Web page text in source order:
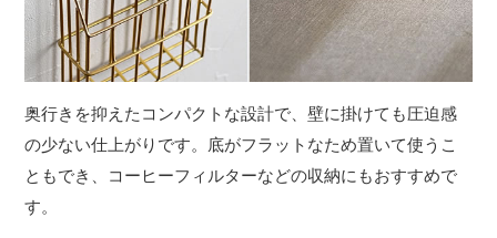
奥行きを抑えたコンパクトな設計で、壁に掛けても圧迫感
の少ない仕上がりです。底がフラットなため置いて使うこ
ともでき、コーヒーフィルターなどの収納にもおすすめで
す。